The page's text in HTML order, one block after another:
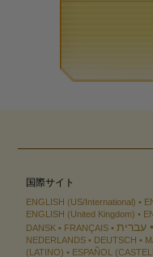
国際サイト
ENGLISH (US/International)
ENGLISH (United Kingdom)
DANSK
FRANÇAIS עברית
NEDERLANDS
DEUTSCH
(LATINO)
ESPAÑOL